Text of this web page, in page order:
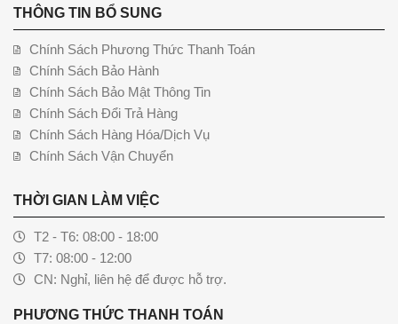
THÔNG TIN BỔ SUNG
Chính Sách Phương Thức Thanh Toán
Chính Sách Bảo Hành
Chính Sách Bảo Mật Thông Tin
Chính Sách Đổi Trả Hàng
Chính Sách Hàng Hóa/Dịch Vụ
Chính Sách Vận Chuyển
THỜI GIAN LÀM VIỆC
T2 - T6: 08:00 - 18:00
T7: 08:00 - 12:00
CN: Nghỉ, liên hệ để được hỗ trợ.
PHƯƠNG THỨC THANH TOÁN